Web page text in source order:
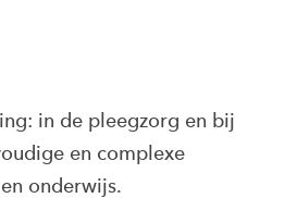
in de pleegzorg en bij
en complexe
onderwijs.